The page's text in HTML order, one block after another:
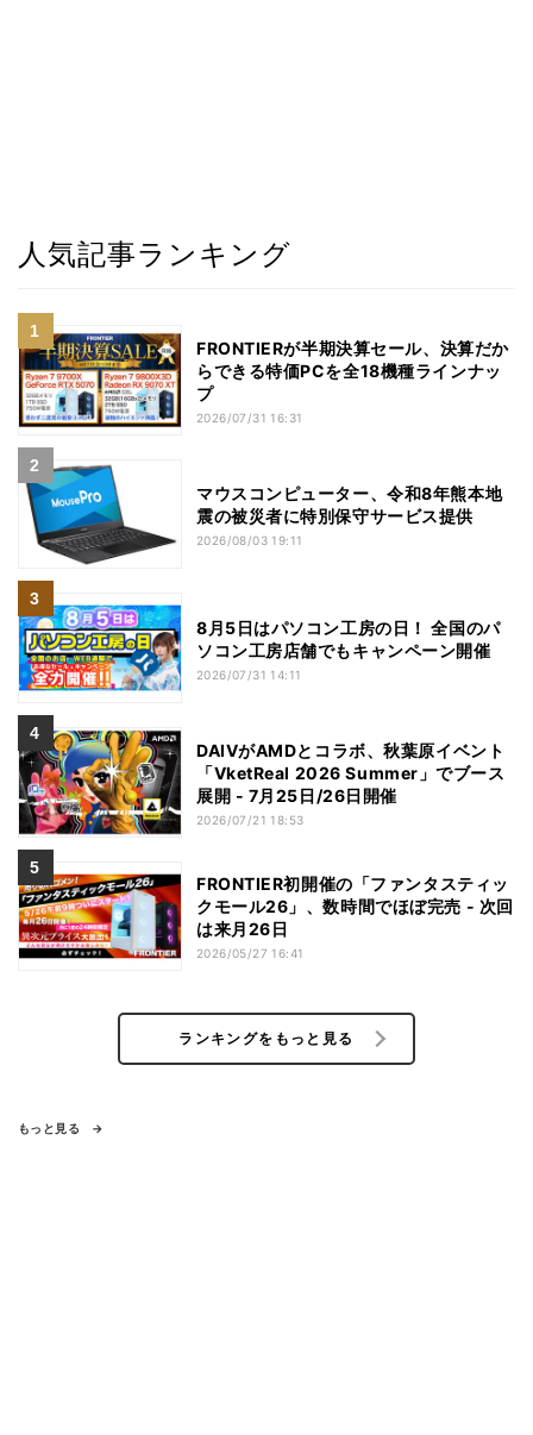
人気記事ランキング
FRONTIERが半期決算セール、決算だか
らできる特価PCを全18機種ラインナッ
プ
2026/07/31 16:31
マウスコンピューター、令和8年熊本地
震の被災者に特別保守サービス提供
2026/08/03 19:11
8月5日はパソコン工房の日！ 全国のパ
ソコン工房店舗でもキャンペーン開催
2026/07/31 14:11
DAIVがAMDとコラボ、秋葉原イベント
「VketReal 2026 Summer」でブース
展開 - 7月25日/26日開催
2026/07/21 18:53
FRONTIER初開催の「ファンタスティッ
クモール26」、数時間でほぼ完売 - 次回
は来月26日
2026/05/27 16:41
ランキングをもっと見る
もっと見る